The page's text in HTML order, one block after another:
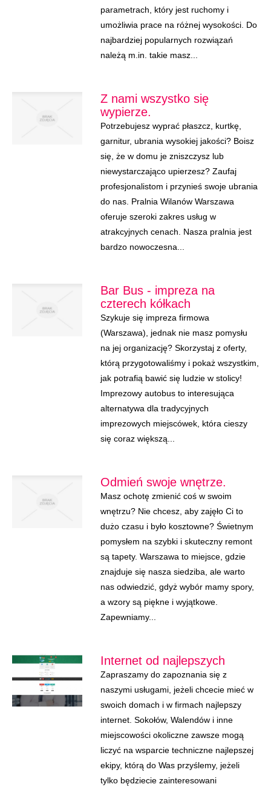
parametrach, który jest ruchomy i
umożliwia prace na różnej wysokości. Do
najbardziej popularnych rozwiązań
należą m.in. takie masz...
Z nami wszystko się
wypierze.
Potrzebujesz wyprać płaszcz, kurtkę,
garnitur, ubrania wysokiej jakości? Boisz
się, że w domu je zniszczysz lub
niewystarczająco upierzesz? Zaufaj
profesjonalistom i przynieś swoje ubrania
do nas. Pralnia Wilanów Warszawa
oferuje szeroki zakres usług w
atrakcyjnych cenach. Nasza pralnia jest
bardzo nowoczesna...
Bar Bus - impreza na
czterech kółkach
Szykuje się impreza firmowa
(Warszawa), jednak nie masz pomysłu
na jej organizację? Skorzystaj z oferty,
którą przygotowaliśmy i pokaż wszystkim,
jak potrafią bawić się ludzie w stolicy!
Imprezowy autobus to interesująca
alternatywa dla tradycyjnych
imprezowych miejscówek, która cieszy
się coraz większą...
Odmień swoje wnętrze.
Masz ochotę zmienić coś w swoim
wnętrzu? Nie chcesz, aby zajęło Ci to
dużo czasu i było kosztowne? Świetnym
pomysłem na szybki i skuteczny remont
są tapety. Warszawa to miejsce, gdzie
znajduje się nasza siedziba, ale warto
nas odwiedzić, gdyż wybór mamy spory,
a wzory są piękne i wyjątkowe.
Zapewniamy...
Internet od najlepszych
Zapraszamy do zapoznania się z
naszymi usługami, jeżeli chcecie mieć w
swoich domach i w firmach najlepszy
internet. Sokołów, Walendów i inne
miejscowości okoliczne zawsze mogą
liczyć na wsparcie techniczne najlepszej
ekipy, którą do Was przyślemy, jeżeli
tylko będziecie zainteresowani